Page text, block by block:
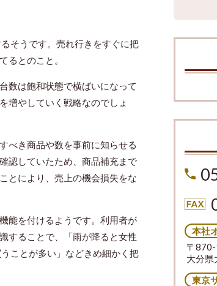
そうです。売れ行きをすぐに把
るとのこと。
数は飽和状態で横ばいになって
増やしていく戦略なのでしょ
べき商品や数を事前に知らせる
認していたため、商品補充まで
とにより、売上の機会損失をな
能を付けるようです。利用者が
することで、「雨が降ると女性
ことが多い」などきめ細かく把
本社
〒
大分県
東京